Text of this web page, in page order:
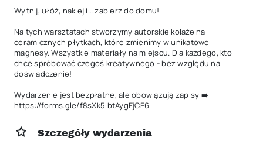
Wytnij, ułóż, naklej i… zabierz do domu!
Na tych warsztatach stworzymy autorskie kolaże na
ceramicznych płytkach, które zmienimy w unikatowe
magnesy. Wszystkie materiały na miejscu. Dla każdego, kto
chce spróbować czegoś kreatywnego - bez względu na
doświadczenie!
Wydarzenie jest bezpłatne, ale obowiązują zapisy ➡️
https://forms.gle/f8sXk5ibtAygEjCE6
Szczegóły wydarzenia